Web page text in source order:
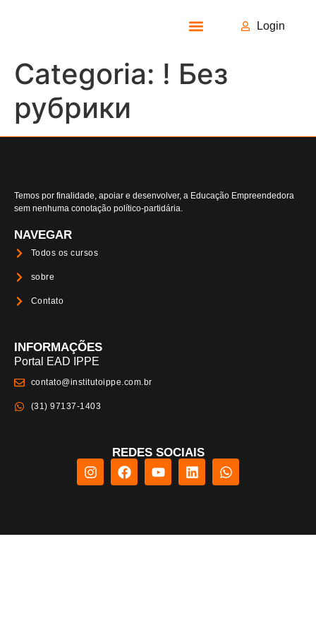
Login
Categoria: ! Без
рубрики
Temos por finalidade, apoiar e desenvolver, a Educação Empreendedora
sem nenhuma conotação político-partidária.
NAVEGAR
Todos os cursos
sobre
Contato
INFORMAÇÕES
Portal EAD IPPE
contato@institutoippe.com.br
(31) 97137-1403
REDES SOCIAIS